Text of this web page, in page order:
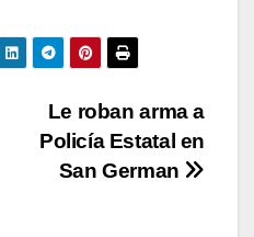
Le roban arma a
Policía Estatal en
San German